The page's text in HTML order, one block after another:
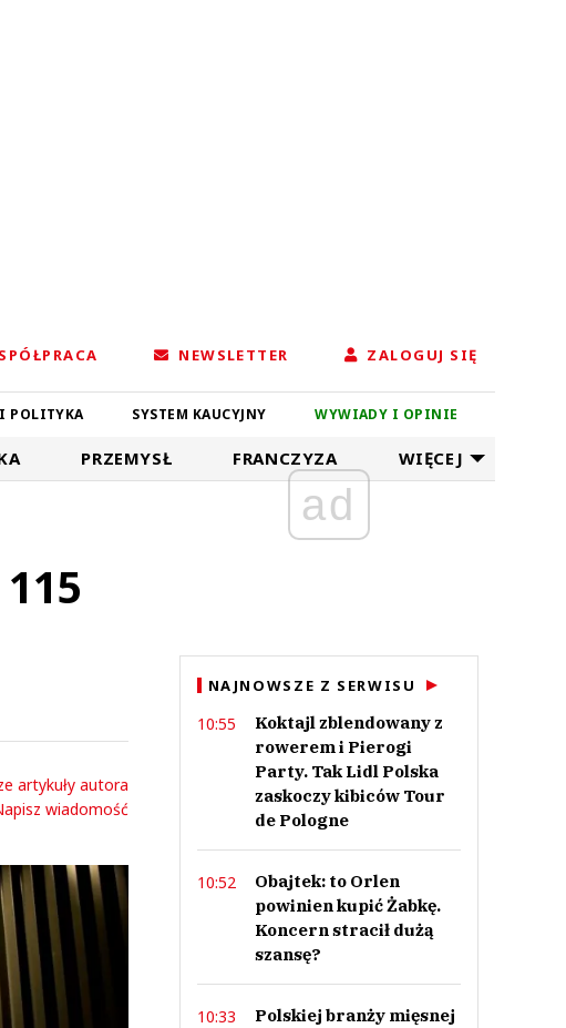
NEWSLETTER ZALOGUJ SIĘ
POLITYKA SYSTEM KAUCYJNY WYWIADY I OPINIE
PRZEMYSŁ FRANCZYZA WIĘCEJ
artykuły autora
wiadomość
ad
NAJNOWSZE Z SERWISU
10:55
Koktajl zblendowany z
rowerem i Pierogi
Party. Tak Lidl Polska
zaskoczy kibiców Tour
de Pologne
10:52
Obajtek: to Orlen
powinien kupić Żabkę.
Koncern stracił dużą
szansę?
10:33
Polskiej branży mięsnej